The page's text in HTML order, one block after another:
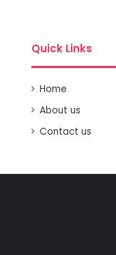
Quick Links
Home
About us
Contact us